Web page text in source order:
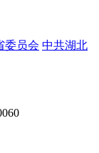
委员会 中共湖北